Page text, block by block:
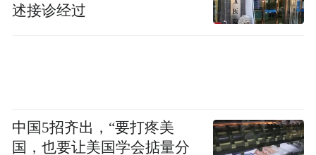
12.5%；1979年，伊朗人均GDP为2344美
述接诊经过
中国5招齐出，“要打疼美
国，也要让美国学会掂量分